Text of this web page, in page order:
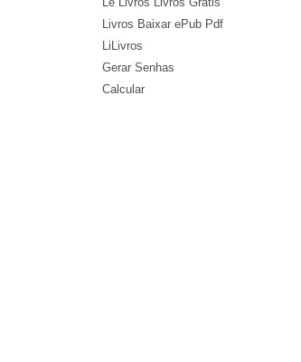
Livros Baixar ePub Pdf
LiLivros
Gerar Senhas
Calcular